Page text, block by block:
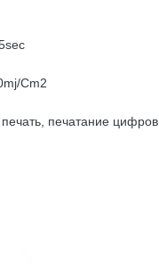
Cm2
печатание цифров